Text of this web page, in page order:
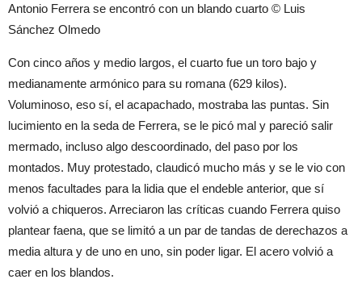
Antonio Ferrera se encontró con un blando cuarto © Luis
Sánchez Olmedo
Con cinco años y medio largos, el cuarto fue un toro bajo y
medianamente armónico para su romana (629 kilos).
Voluminoso, eso sí, el acapachado, mostraba las puntas. Sin
lucimiento en la seda de Ferrera, se le picó mal y pareció salir
mermado, incluso algo descoordinado, del paso por los
montados. Muy protestado, claudicó mucho más y se le vio con
menos facultades para la lidia que el endeble anterior, que sí
volvió a chiqueros. Arreciaron las críticas cuando Ferrera quiso
plantear faena, que se limitó a un par de tandas de derechazos a
media altura y de uno en uno, sin poder ligar. El acero volvió a
caer en los blandos.